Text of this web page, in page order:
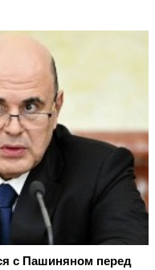
с Пашиняном перед